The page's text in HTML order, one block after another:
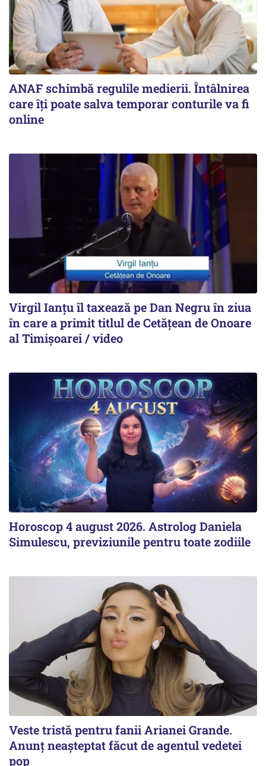
ANAF schimbă regulile medierii. Întâlnirea
care îți poate salva temporar conturile va fi
online
Virgil Ianțu îl taxează pe Dan Negru în ziua
în care a primit titlul de Cetățean de Onoare
al Timișoarei / video
Horoscop 4 august 2026. Astrolog Daniela
Simulescu, previziunile pentru toate zodiile
Veste tristă pentru fanii Arianei Grande.
Anunț neașteptat făcut de agentul vedetei
pop